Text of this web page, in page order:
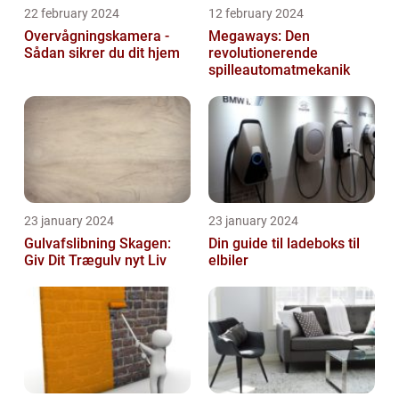
22 february 2024
Overvågningskamera -
Sådan sikrer du dit hjem
12 february 2024
Megaways: Den
revolutionerende
spilleautomatmekanik
23 january 2024
Gulvafslibning Skagen:
Giv Dit Trægulv nyt Liv
23 january 2024
Din guide til ladeboks til
elbiler